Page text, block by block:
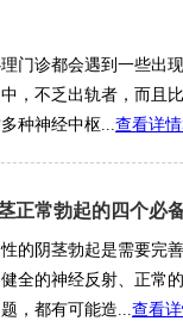
门诊都会遇到一些出
中，不乏出轨者，而
种神经中枢...查看详
正常勃起的四个必
的阴茎勃起是需要完
全的神经反射、正常
，都有可能造...查看